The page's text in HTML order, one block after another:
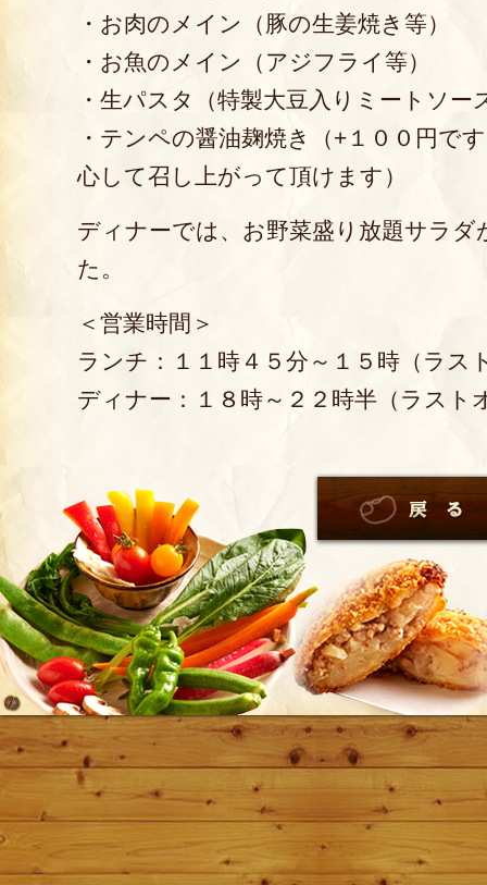
・お肉のメイン（豚の生姜焼き等）
・お魚のメイン（アジフライ等）
・生パスタ（特製大豆入りミートソー
・テンペの醤油麹焼き（+１００円で
心して召し上がって頂けます）
ディナーでは、お野菜盛り放題サラ
た。
＜営業時間＞
ランチ：１１時４５分～１５時（ラス
ディナー：１８時～２２時半（ラス